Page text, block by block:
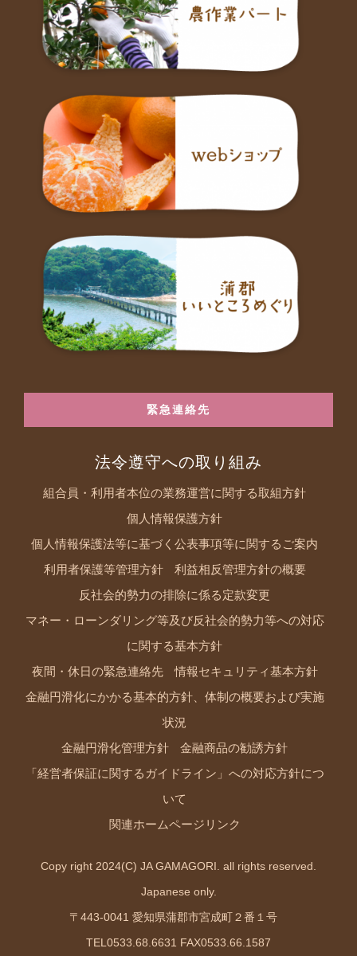
緊急連絡先
法令遵守への取り組み
組合員・利用者本位の業務運営に関する取組方針
個人情報保護方針
個人情報保護法等に基づく公表事項等に関するご案内
利用者保護等管理方針 利益相反管理方針の概要
反社会的勢力の排除に係る定款変更
マネー・ローンダリング等及び反社会的勢力等への対応
に関する基本方針
夜間・休日の緊急連絡先 情報セキュリティ基本方針
金融円滑化にかかる基本的方針、体制の概要および実施
状況
金融円滑化管理方針 金融商品の勧誘方針
「経営者保証に関するガイドライン」への対応方針につ
いて
関連ホームページリンク
Copy right 2024(C) JA GAMAGORI. all rights reserved.
Japanese only.
〒443-0041 愛知県蒲郡市宮成町２番１号
TEL0533.68.6631 FAX0533.66.1587